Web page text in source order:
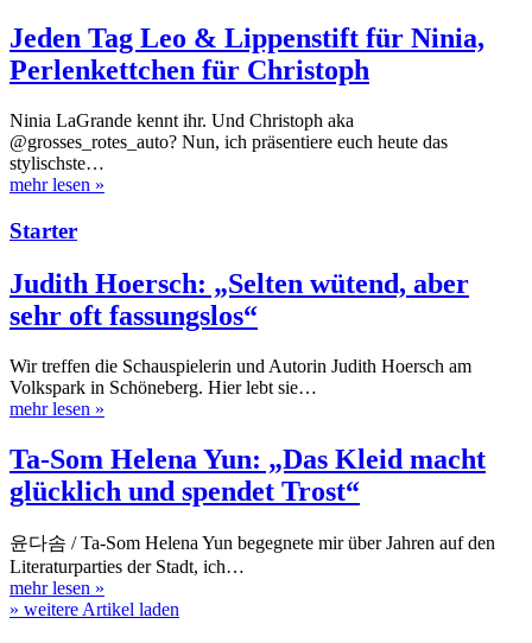
Jeden Tag Leo & Lippenstift für Ninia,
Perlenkettchen für Christoph
Ninia LaGrande kennt ihr. Und Christoph aka
@grosses_rotes_auto? Nun, ich präsentiere euch heute das
stylischste…
mehr lesen »
Starter
Judith Hoersch: „Selten wütend, aber
sehr oft fassungslos“
Wir treffen die Schauspielerin und Autorin Judith Hoersch am
Volkspark in Schöneberg. Hier lebt sie…
mehr lesen »
Ta-Som Helena Yun: „Das Kleid macht
glücklich und spendet Trost“
윤다솜 / Ta-Som Helena Yun begegnete mir über Jahren auf den
Literaturparties der Stadt, ich…
mehr lesen »
» weitere Artikel laden